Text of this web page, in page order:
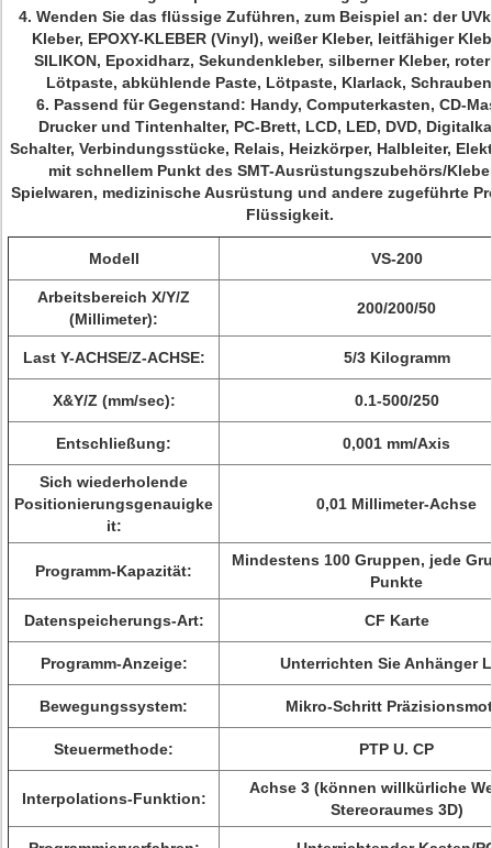
4. Wenden Sie das flüssige Zuführen, zum Beispiel an: der
Kleber, EPOXY-KLEBER (Vinyl), weißer Kleber, leitfähiger
SILIKON, Epoxidharz, Sekundenkleber, silberner Kleber,
Lötpaste, abkühlende Paste, Lötpaste, Klarlack,
6. Passend für Gegenstand: Handy, Computerkasten, CD-
Drucker und Tintenhalter, PC-Brett, LCD, LED, DVD,
Schalter, Verbindungsstücke, Relais, Heizkörper, Halbleiter,
mit schnellem Punkt des SMT-Ausrüstungszubehörs/
Spielwaren, medizinische Ausrüstung und andere zugeführte
Flüssigkeit.
Modell VS-200
Arbeitsbereich X/Y/Z
(Millimeter):
200/200/50
Last Y-ACHSE/Z-ACHSE: 5/3 Kilogramm
X&Y/Z (mm/sec): 0.1-500/250
Entschließung: 0,001 mm/Axis
Sich wiederholende
Positionierungsgenauigke
it:
0,01 Millimeter-Achse
Programm-Kapazität:
Mindestens 100 Gruppen, jede
Punkte
Datenspeicherungs-Art: CF Karte
Programm-Anzeige: Unterrichten Sie Anhänger
Bewegungssystem: Mikro-Schritt
Steuermethode: PTP U. CP
Interpolations-Funktion:
Achse 3 (können willkürliche
Stereoraumes 3D)